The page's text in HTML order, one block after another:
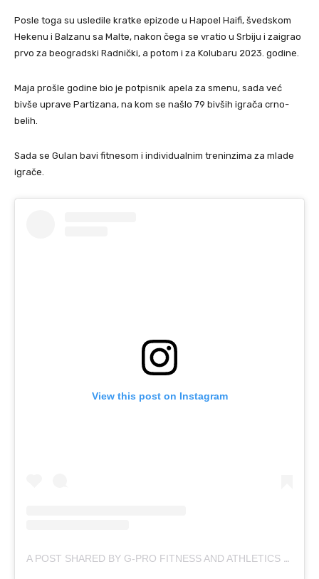
Posle toga su usledile kratke epizode u Hapoel Haifi, švedskom
Hekenu i Balzanu sa Malte, nakon čega se vratio u Srbiju i zaigrao
prvo za beogradski Radnički, a potom i za Kolubaru 2023. godine.
Maja prošle godine bio je potpisnik apela za smenu, sada već
bivše uprave Partizana, na kom se našlo 79 bivših igrača crno-
belih.
Sada se Gulan bavi fitnesom i individualnim treninzima za mlade
igrače.
View this post on Instagram
A POST SHARED BY G-PRO FITNESS AND ATHLETICS (@G_PRO_FITNESS_AND_ATHLETICS)